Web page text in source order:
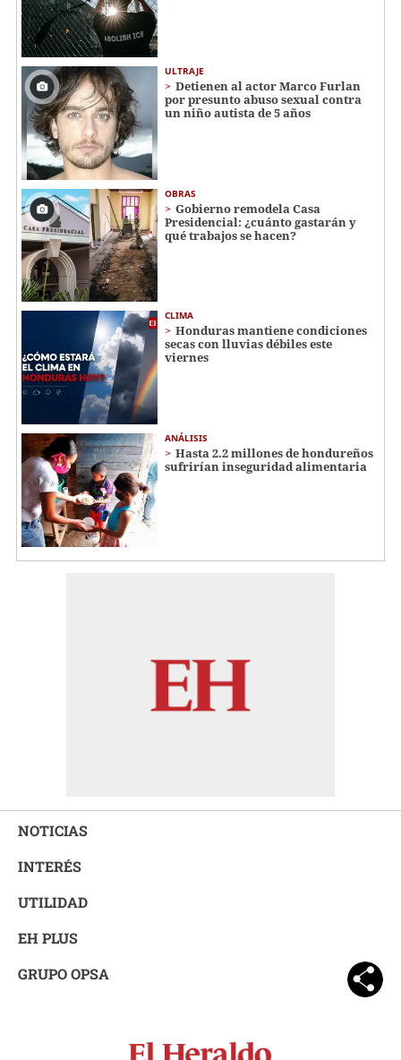
ULTRAJE
Detienen al actor Marco Furlan
por presunto abuso sexual contra
un niño autista de 5 años
OBRAS
Gobierno remodela Casa
Presidencial: ¿cuánto gastarán y
qué trabajos se hacen?
CLIMA
Honduras mantiene condiciones
secas con lluvias débiles este
viernes
ANÁLISIS
Hasta 2.2 millones de hondureños
sufrirían inseguridad alimentaria
NOTICIAS
INTERÉS
UTILIDAD
EH PLUS
GRUPO OPSA